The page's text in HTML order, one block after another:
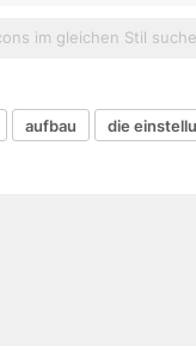
aufbau die